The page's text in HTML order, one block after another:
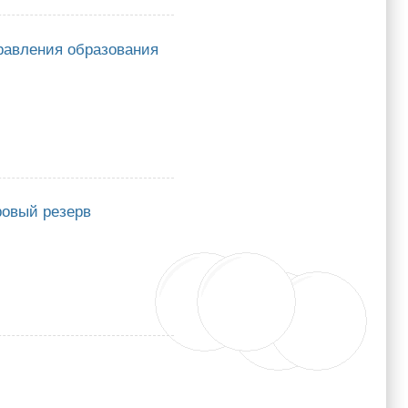
образования
резерв
Управления образования Окружной администрации города